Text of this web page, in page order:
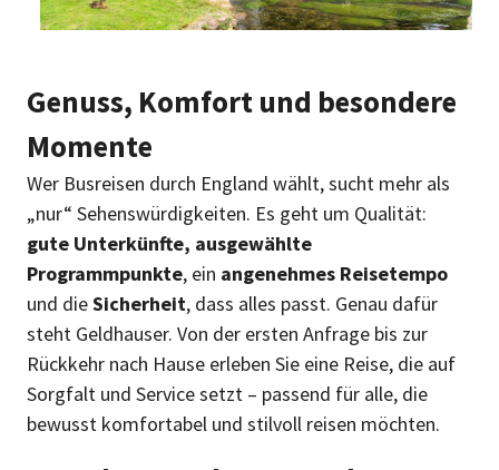
Genuss, Komfort und besondere
Momente
Wer Busreisen durch England wählt, sucht mehr als
„nur“ Sehenswürdigkeiten. Es geht um Qualität:
gute Unterkünfte, ausgewählte
Programmpunkte, ein angenehmes Reisetempo
und dieSicherheit, dass alles passt. Genau dafür
steht Geldhauser. Von der ersten Anfrage bis zur
Rückkehr nach Hause erleben Sie eine Reise, die auf
Sorgfalt und Service setzt – passend für alle, die
bewusst komfortabel und stilvoll reisen möchten.